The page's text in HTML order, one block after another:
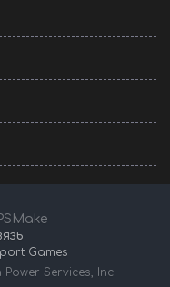
Games
Services, Inc.